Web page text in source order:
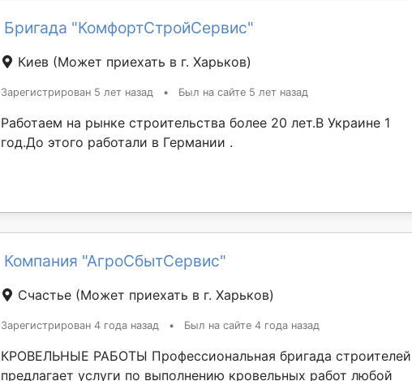
Бригада "КомфортСтройСервис"
Киев (Может приехать в г. Харьков)
Зарегистрирован 5 лет назад • Был на сайте 5 лет назад
Работаем на рынке строительства более 20 лет.В Украине 1
год.До этого работали в Германии .
Компания "АгроСбытСервис"
Счастье (Может приехать в г. Харьков)
Зарегистрирован 4 года назад • Был на сайте 4 года назад
КРОВЕЛЬНЫЕ РАБОТЫ Профессиональная бригада строителей
предлагает услуги по выполнению кровельных работ любой